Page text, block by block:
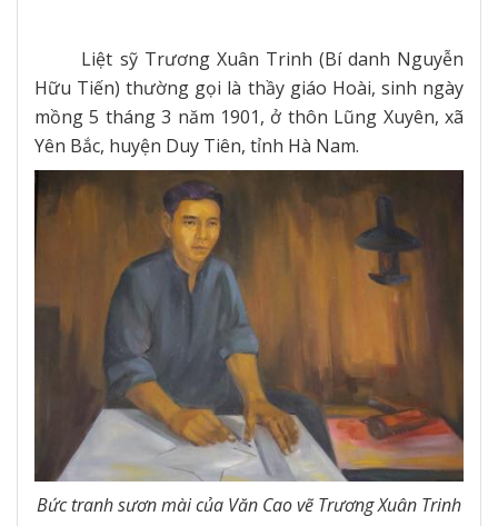
Liệt sỹ Trương Xuân Trinh (Bí danh Nguyễn
Hữu Tiến) thường gọi là thầy giáo Hoài, sinh ngày
mồng 5 tháng 3 năm 1901, ở thôn Lũng Xuyên, xã
Yên Bắc, huyện Duy Tiên, tỉnh Hà Nam.
Bức tranh sươn mài của Văn Cao vẽ Trương Xuân Trinh